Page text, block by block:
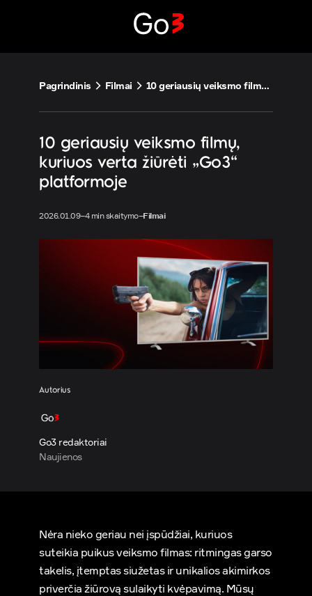
turinio
Pagrindinis Filmai 10 geriausių veiksmo filmų, kuriuos verta žiūrėti „Go3“ platformoje
10 geriausių veiksmo filmų,
kuriuos verta žiūrėti „Go3“
platformoje
2026.01.09–4 min skaitymo–Filmai
Autorius
Go3 redaktoriai
Naujienos
Nėra nieko geriau nei įspūdžiai, kuriuos
suteikia puikus veiksmo filmas: ritmingas garso
takelis, įtemptas siužetas ir unikalios akimirkos
priverčia žiūrovą sulaikyti kvėpavimą. Mūsų